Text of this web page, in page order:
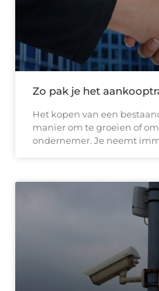
Zo pak je het
Het kopen van een
manier om te groeien of
ondernemer. Je neemt